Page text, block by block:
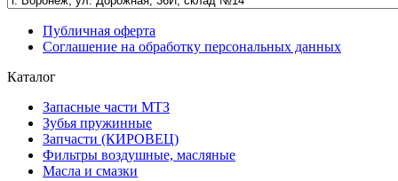
Публичная оферта
Соглашение на обработку персональных данных
Каталог
Запасные части МТЗ
Зубья пружинные
Запчасти (КИРОВЕЦ)
Фильтры воздушные, масляные
Масла и смазки